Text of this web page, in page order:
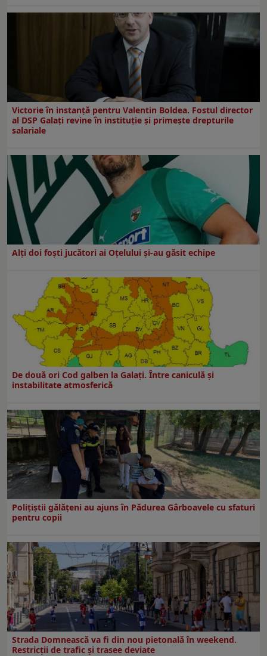
Victorie în instanță pentru Valentin Boldea. Fostul director
al DSP Galați revine în instituție și primește drepturile
salariale
Alți doi foști jucători ai Oțelului și-au găsit echipe
De două ori Cod galben la Galaţi. Între caniculă şi
instabilitate atmosferică
Polițiștii gălățeni au ajuns în Pădurea Gârboavele cu sfaturi
pentru copii
Strada Domnească va fi din nou pietonală în weekend.
Restricţii de trafic şi trasee deviate